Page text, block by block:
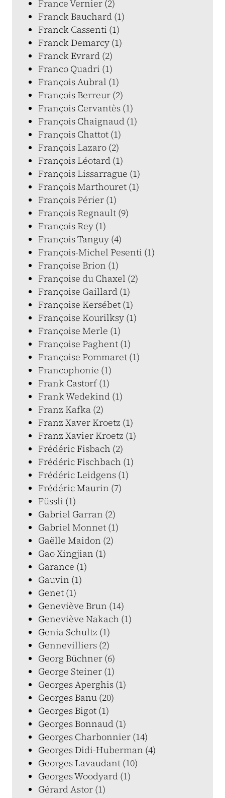
France Vernier (2)
Franck Bauchard (1)
Franck Cassenti (1)
Franck Demarcy (1)
Franck Evrard (2)
Franco Quadri (1)
François Aubral (1)
François Berreur (2)
François Cervantès (1)
François Chaignaud (1)
François Chattot (1)
François Lazaro (2)
François Léotard (1)
François Lissarrague (1)
François Marthouret (1)
François Périer (1)
François Regnault (9)
François Rey (1)
François Tanguy (4)
François-Michel Pesenti (1)
Françoise Brion (1)
Françoise du Chaxel (2)
Françoise Gaillard (1)
Françoise Kersébet (1)
Françoise Kourilksy (1)
Françoise Merle (1)
Françoise Paghent (1)
Françoise Pommaret (1)
Francophonie (1)
Frank Castorf (1)
Frank Wedekind (1)
Franz Kafka (2)
Franz Xaver Kroetz (1)
Franz Xavier Kroetz (1)
Frédéric Fisbach (2)
Frédéric Fischbach (1)
Frédéric Leidgens (1)
Frédéric Maurin (7)
Füssli (1)
Gabriel Garran (2)
Gabriel Monnet (1)
Gaëlle Maidon (2)
Gao Xingjian (1)
Garance (1)
Gauvin (1)
Genet (1)
Geneviève Brun (14)
Geneviève Nakach (1)
Genia Schultz (1)
Gennevilliers (2)
Georg Büchner (6)
George Steiner (1)
Georges Aperghis (1)
Georges Banu (20)
Georges Bigot (1)
Georges Bonnaud (1)
Georges Charbonnier (14)
Georges Didi-Huberman (4)
Georges Lavaudant (10)
Georges Woodyard (1)
Gérard Astor (1)